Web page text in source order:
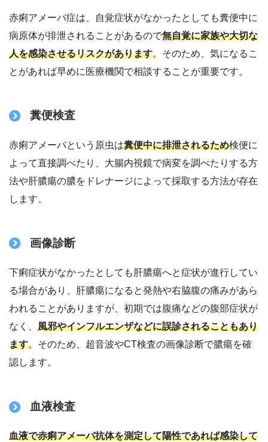
赤痢アメーバ症は、自覚症状がなかったとしても糞便中に
病原体が排泄されることがあるので無自覚に家族や大切な
人を感染させるリスクがあります。そのため、気になるこ
とがあれば早めに医療機関で相談することが重要です。
糞便検査
赤痢アメーバという原虫は糞便中に排泄されるため検便に
よって直接調べたり、大腸内視鏡で病変を調べたりする方
法や肝膿瘍の膿をドレナージによって採取する方法が存在
します。
画像診断
下痢症状がなかったとしても肝膿瘍へと症状が進行してい
る場合があり、肝膿瘍になると発熱や右脇腹の痛みがあら
われることがありますが、初期では腹痛などの腹部症状が
なく、 風邪やインフルエンザなどに誤診されることもあり
ます。そのため、超音波やCT検査の画像診断で膿瘍を確
認します。
血液検査
血液で赤痢アメーバ抗体を測定して陽性であれば感染して